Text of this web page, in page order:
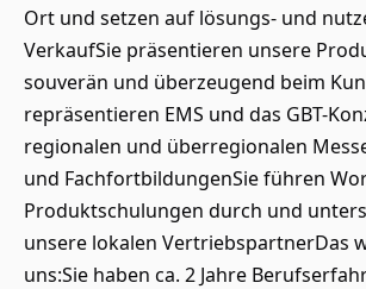
Ort und setzen auf lösungs- und
VerkaufSie präsentieren unsere
souverän und überzeugend beim
repräsentieren EMS und das GBT-
regionalen und überregionalen
und FachfortbildungenSie führen
Produktschulungen durch und
unsere lokalen VertriebspartnerDas
uns:Sie haben ca. 2 Jahre